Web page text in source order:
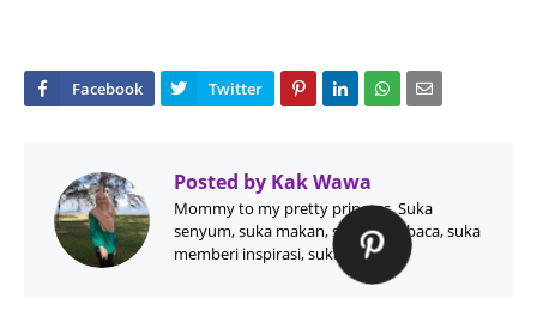
Posted by Kak Wawa
Mommy to my pretty princess, Suka
senyum, suka makan, suka membaca, suka
memberi inspirasi, suka menulis